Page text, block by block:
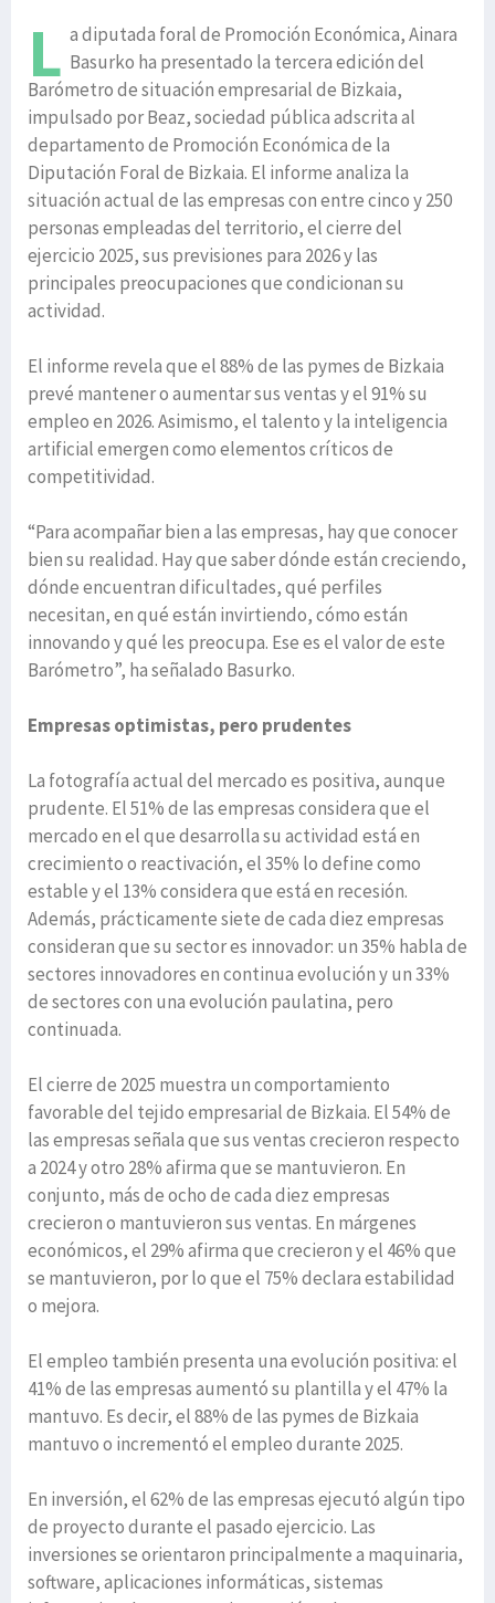
L a diputada foral de Promoción Económica, Ainara
Basurko ha presentado la tercera edición del
Barómetro de situación empresarial de Bizkaia,
impulsado por Beaz, sociedad pública adscrita al
departamento de Promoción Económica de la
Diputación Foral de Bizkaia. El informe analiza la
situación actual de las empresas con entre cinco y 250
personas empleadas del territorio, el cierre del
ejercicio 2025, sus previsiones para 2026 y las
principales preocupaciones que condicionan su
actividad.
El informe revela que el 88% de las pymes de Bizkaia
prevé mantener o aumentar sus ventas y el 91% su
empleo en 2026. Asimismo, el talento y la inteligencia
artificial emergen como elementos críticos de
competitividad.
“Para acompañar bien a las empresas, hay que conocer
bien su realidad. Hay que saber dónde están creciendo,
dónde encuentran dificultades, qué perfiles
necesitan, en qué están invirtiendo, cómo están
innovando y qué les preocupa. Ese es el valor de este
Barómetro”, ha señalado Basurko.
Empresas optimistas, pero prudentes
La fotografía actual del mercado es positiva, aunque
prudente. El 51% de las empresas considera que el
mercado en el que desarrolla su actividad está en
crecimiento o reactivación, el 35% lo define como
estable y el 13% considera que está en recesión.
Además, prácticamente siete de cada diez empresas
consideran que su sector es innovador: un 35% habla de
sectores innovadores en continua evolución y un 33%
de sectores con una evolución paulatina, pero
continuada.
El cierre de 2025 muestra un comportamiento
favorable del tejido empresarial de Bizkaia. El 54% de
las empresas señala que sus ventas crecieron respecto
a 2024 y otro 28% afirma que se mantuvieron. En
conjunto, más de ocho de cada diez empresas
crecieron o mantuvieron sus ventas. En márgenes
económicos, el 29% afirma que crecieron y el 46% que
se mantuvieron, por lo que el 75% declara estabilidad
o mejora.
El empleo también presenta una evolución positiva: el
41% de las empresas aumentó su plantilla y el 47% la
mantuvo. Es decir, el 88% de las pymes de Bizkaia
mantuvo o incrementó el empleo durante 2025.
En inversión, el 62% de las empresas ejecutó algún tipo
de proyecto durante el pasado ejercicio. Las
inversiones se orientaron principalmente a maquinaria,
software, aplicaciones informáticas, sistemas